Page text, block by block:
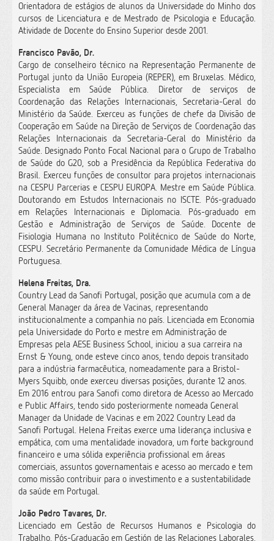
Orientadora de estágios de alunos da Universidade do Minho dos
cursos de Licenciatura e de Mestrado de Psicologia e Educação.
Atividade de Docente do Ensino Superior desde 2001.
Francisco Pavão, Dr.
Cargo de conselheiro técnico na Representação Permanente de
Portugal junto da União Europeia (REPER), em Bruxelas. Médico,
Especialista em Saúde Pública. Diretor de serviços de
Coordenação das Relações Internacionais, Secretaria-Geral do
Ministério da Saúde. Exerceu as funções de chefe da Divisão de
Cooperação em Saúde na Direção de Serviços de Coordenação das
Relações Internacionais da Secretaria-Geral do Ministério da
Saúde. Designado Ponto Focal Nacional para o Grupo de Trabalho
de Saúde do G20, sob a Presidência da República Federativa do
Brasil. Exerceu funções de consultor para projetos internacionais
na CESPU Parcerias e CESPU EUROPA. Mestre em Saúde Pública.
Doutorando em Estudos Internacionais no ISCTE. Pós-graduado
em Relações Internacionais e Diplomacia. Pós-graduado em
Gestão e Administração de Serviços de Saúde. Docente de
Fisiologia Humana no Instituto Politécnico de Saúde do Norte,
CESPU. Secretário Permanente da Comunidade Médica de Língua
Portuguesa.
Helena Freitas, Dra.
Country Lead da Sanofi Portugal, posição que acumula com a de
General Manager da área de Vacinas, representando
institucionalmente a companhia no país. Licenciada em Economia
pela Universidade do Porto e mestre em Administração de
Empresas pela AESE Business School, iniciou a sua carreira na
Ernst & Young, onde esteve cinco anos, tendo depois transitado
para a indústria farmacêutica, nomeadamente para a Bristol-
Myers Squibb, onde exerceu diversas posições, durante 12 anos.
Em 2016 entrou para Sanofi como diretora de Acesso ao Mercado
e Public Affairs, tendo sido posteriormente nomeada General
Manager da Unidade de Vacinas e em 2022 Country Lead da
Sanofi Portugal. Helena Freitas exerce uma liderança inclusiva e
empática, com uma mentalidade inovadora, um forte background
financeiro e uma sólida experiência profissional em áreas
comerciais, assuntos governamentais e acesso ao mercado e tem
como missão contribuir para o investimento e a sustentabilidade
da saúde em Portugal.
João Pedro Tavares, Dr.
Licenciado em Gestão de Recursos Humanos e Psicologia do
Trabalho. Pós-Graduação em Gestión de las Relaciones Laborales,